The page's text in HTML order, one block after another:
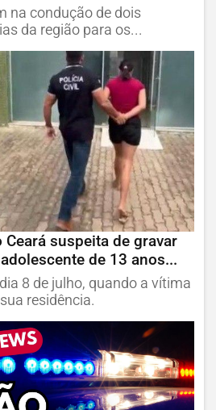
na condução de dois
da região para os...
suspeita de gravar
de 13 anos...
8 de julho, quando a vítima
residência.